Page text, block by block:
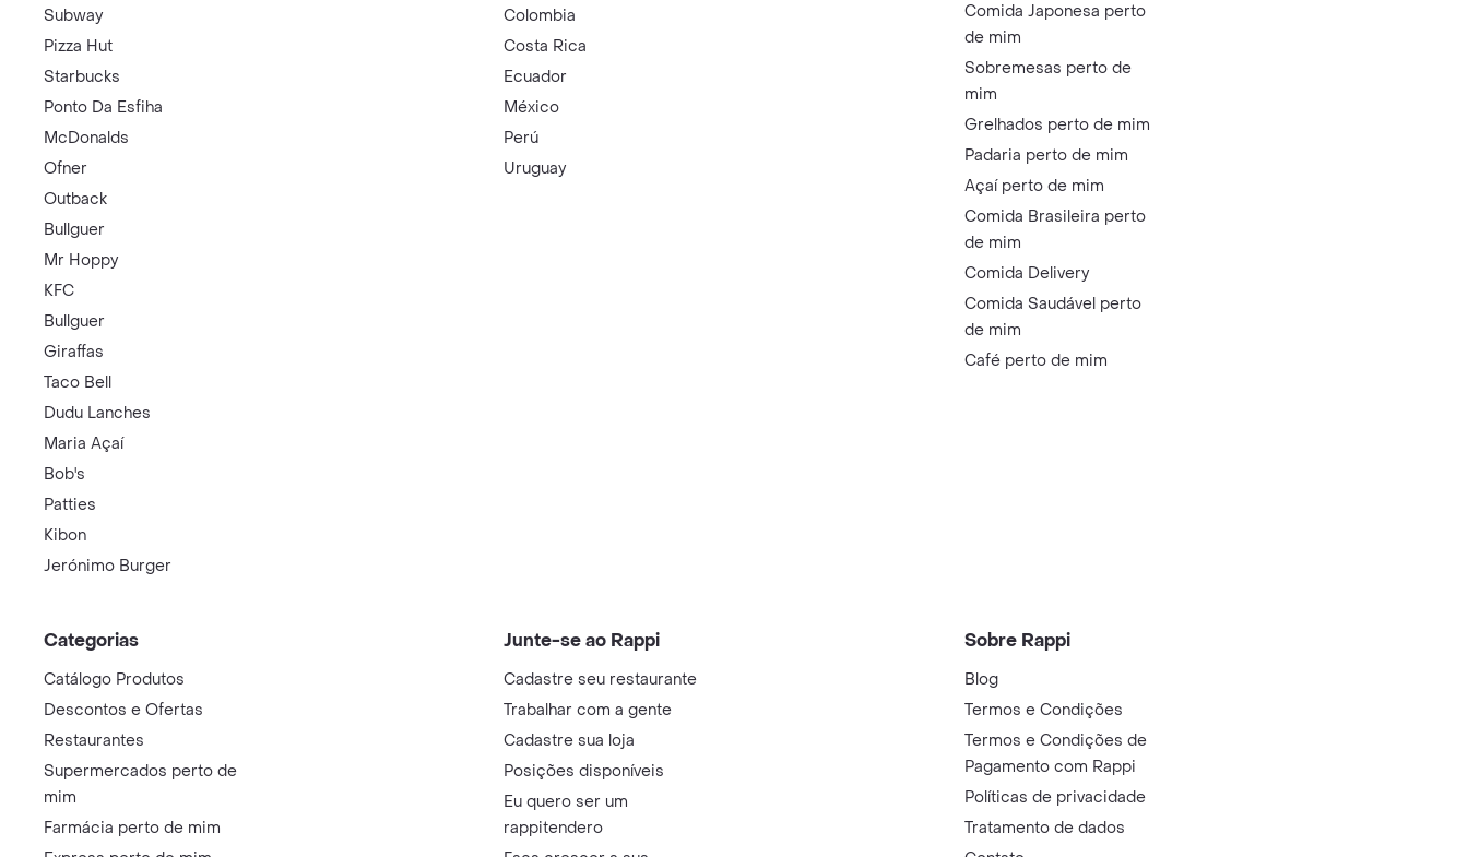
Subway
Pizza Hut
Starbucks
Ponto Da Esfiha
McDonalds
Ofner
Outback
Bullguer
Mr Hoppy
KFC
Bullguer
Giraffas
Taco Bell
Dudu Lanches
Maria Açaí
Bob's
Patties
Kibon
Jerónimo Burger
Colombia
Costa Rica
Ecuador
México
Perú
Uruguay
Comida Japonesa perto
de mim
Sobremesas perto de
mim
Grelhados perto de mim
Padaria perto de mim
Açaí perto de mim
Comida Brasileira perto
de mim
Comida Delivery
Comida Saudável perto
de mim
Café perto de mim
Categorias
Catálogo Produtos
Descontos e Ofertas
Restaurantes
Supermercados perto de
mim
Farmácia perto de mim
Junte-se ao Rappi
Cadastre seu restaurante
Trabalhar com a gente
Cadastre sua loja
Posições disponíveis
Eu quero ser um
rappitendero
Sobre Rappi
Blog
Termos e Condições
Termos e Condições de
Pagamento com Rappi
Políticas de privacidade
Tratamento de dados